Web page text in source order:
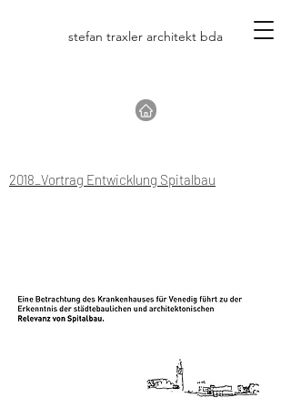
stefan traxler architekt bda
2018_Vortrag Entwicklung Spitalbau